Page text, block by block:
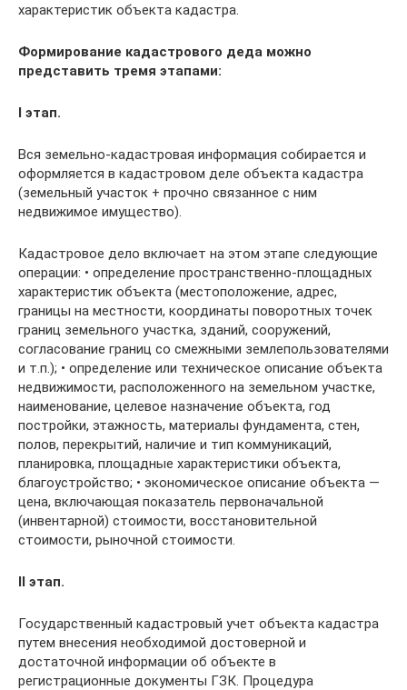
характеристик объекта кадастра.
Формирование кадастрового деда можно
представить тремя этапами:
I этап.
Вся земельно-кадастровая информация собирается и
оформляется в кадастровом деле объекта кадастра
(земельный участок + прочно связанное с ним
недвижимое имущество).
Кадастровое дело включает на этом этапе следующие
операции: • определение пространственно-площадных
характеристик объекта (местоположение, адрес,
границы на местности, координаты поворотных точек
границ земельного участка, зданий, сооружений,
согласование границ со смежными землепользователями
и т.п.); • определение или техническое описание объекта
недвижимости, расположенного на земельном участке,
наименование, целевое назначение объекта, год
постройки, этажность, материалы фундамента, стен,
полов, перекрытий, наличие и тип коммуникаций,
планировка, площадные характеристики объекта,
благоустройство; • экономическое описание объекта —
цена, включающая показатель первоначальной
(инвентарной) стоимости, восстановительной
стоимости, рыночной стоимости.
II этап.
Государственный кадастровый учет объекта кадастра
путем внесения необходимой достоверной и
достаточной информации об объекте в
регистрационные документы ГЗК. Процедура